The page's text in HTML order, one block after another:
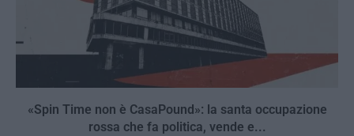
«Spin Time non è CasaPound»: la santa occupazione
rossa che fa politica, vende e...